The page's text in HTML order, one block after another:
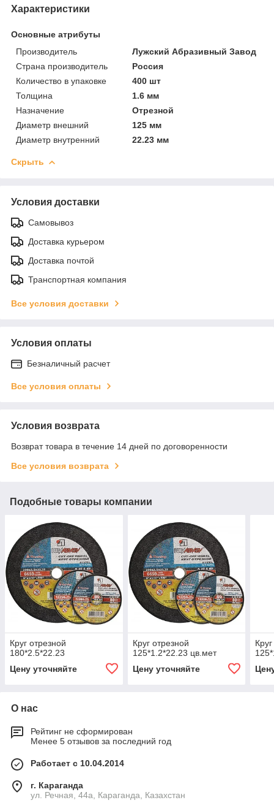
Характеристики
Основные атрибуты
Производитель
Лужский Абразивный Завод
Страна производитель
Россия
Количество в упаковке
400 шт
Толщина
1.6 мм
Назначение
Отрезной
Диаметр внешний
125 мм
Диаметр внутренний
22.23 мм
Скрыть
Условия доставки
Самовывоз
Доставка курьером
Доставка почтой
Транспортная компания
Все условия доставки
Условия оплаты
Безналичный расчет
Все условия оплаты
Условия возврата
Возврат товара в течение 14 дней по договоренности
Все условия возврата
Подобные товары компании
Круг отрезной
180*2.5*22.23
Цену уточняйте
Круг отрезной
125*1.2*22.23 цв.мет
Цену уточняйте
О нас
Рейтинг не сформирован
Менее 5 отзывов за последний год
Работает с 10.04.2014
г. Караганда
ул. Речная, 44а, Караганда, Казахстан